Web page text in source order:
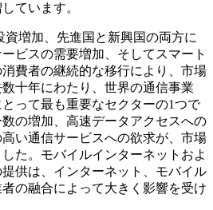
ています。
資増加、先進国と新興国の両方に
ビスの需要増加、そしてスマート
費者の継続的な移行により、市場
十年にわたり、世界の通信事業
って最も重要なセクターの1つで
の増加、高速データアクセスへの
い通信サービスへの欲求が、市場
た。モバイルインターネットおよ
供は、インターネット、モバイル
の融合によって大きく影響を受け